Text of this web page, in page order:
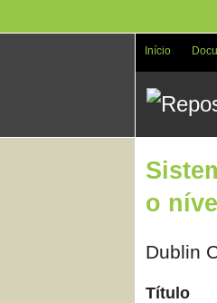
Início
o
Dublin
Título